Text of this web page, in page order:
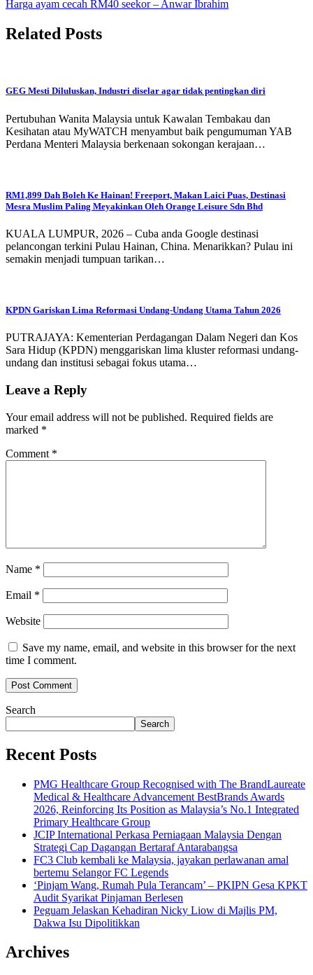
Harga ayam cecah RM40 seekor – Anwar Ibrahim
Related Posts
GEG Mesti Diluluskan, Industri diselar agar tidak pentingkan diri
Pertubuhan Wanita Malaysia untuk Kawalan Tembakau dan
Kesihatan atau MyWATCH menyambut baik pengumuman YAB
Perdana Menteri Malaysia berkenaan sokongan kerajaan…
RM1,899 Dah Boleh Ke Hainan! Freeport, Makan Laici Puas, Destinasi
Mesra Muslim Paling Meyakinkan Oleh Orange Leisure Sdn Bhd
KUALA LUMPUR, 2026 – Cuba anda Google destinasi
pelancongan terkini Pulau Hainan, China. Menarikkan? Pulau ini
semakin menjadi tumpuan tarikan…
KPDN Gariskan Lima Reformasi Undang-Undang Utama Tahun 2026
PUTRAJAYA: Kementerian Perdagangan Dalam Negeri dan Kos
Sara Hidup (KPDN) menggariskan lima kluster reformasi undang-
undang dan institusi sebagai fokus utama…
Leave a Reply
Your email address will not be published. Required fields are
marked *
Comment *
Name *
Email *
Website
Save my name, email, and website in this browser for the next
time I comment.
Search
Search
Recent Posts
PMG Healthcare Group Recognised with The BrandLaureate
Medical & Healthcare Advancement BestBrands Awards
2026, Reinforcing Its Position as Malaysia’s No.1 Integrated
Primary Healthcare Group
JCIP International Perkasa Perniagaan Malaysia Dengan
Strategi Cap Dagangan Bertaraf Antarabangsa
FC3 Club kembali ke Malaysia, jayakan perlawanan amal
bertemu Selangor FC Legends
‘Pinjam Wang, Rumah Pula Terancam’ – PKIPN Gesa KPKT
Audit Syarikat Pinjaman Berlesen
Peguam Jelaskan Kehadiran Nicky Liow di Majlis PM,
Dakwa Isu Dipolitikkan
Archives